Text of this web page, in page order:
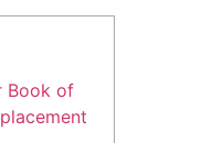
Book of